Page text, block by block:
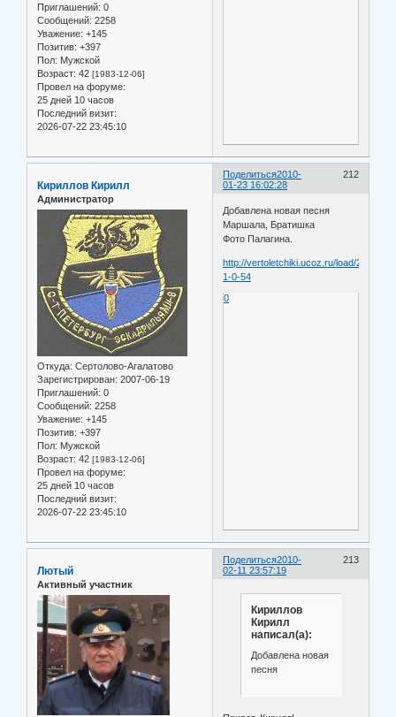
Приглашений: 0
Сообщений: 2258
Уважение: +145
Позитив: +397
Пол: Мужской
Возраст: 42 [1983-12-06]
Провел на форуме:
25 дней 10 часов
Последний визит:
2026-07-22 23:45:10
Поделиться 212
2010-
01-23 16:02:28
Кириллов Кирилл
Администратор
Откуда: Сертолово-Агалатово
Зарегистрирован: 2007-06-19
Приглашений: 0
Сообщений: 2258
Уважение: +145
Позитив: +397
Пол: Мужской
Возраст: 42 [1983-12-06]
Провел на форуме:
25 дней 10 часов
Последний визит:
2026-07-22 23:45:10
Добавлена новая песня
Маршала, Братишка
Фото Палагина.
http://vertoletchiki.ucoz.ru/load/2-
1-0-54
0
Поделиться 213
2010-
02-11 23:57:19
Лютый
Активный участник
Кириллов
Кирилл
написал(а):
Добавлена новая
песня